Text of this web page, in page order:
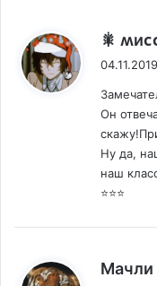
🎇
Он
Ну да,
наш
⭐⭐⭐